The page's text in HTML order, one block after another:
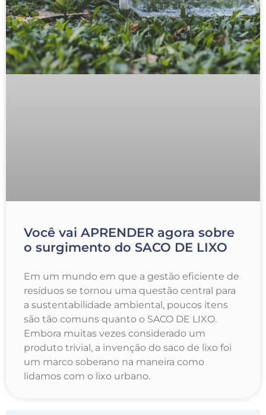
Você vai APRENDER agora sobre
o surgimento do SACO DE LIXO
Em um mundo em que a gestão eficiente de
resíduos se tornou uma questão central para
a sustentabilidade ambiental, poucos itens
são tão comuns quanto o SACO DE LIXO.
Embora muitas vezes considerado um
produto trivial, a invenção do saco de lixo foi
um marco soberano na maneira como
lidamos com o lixo urbano.